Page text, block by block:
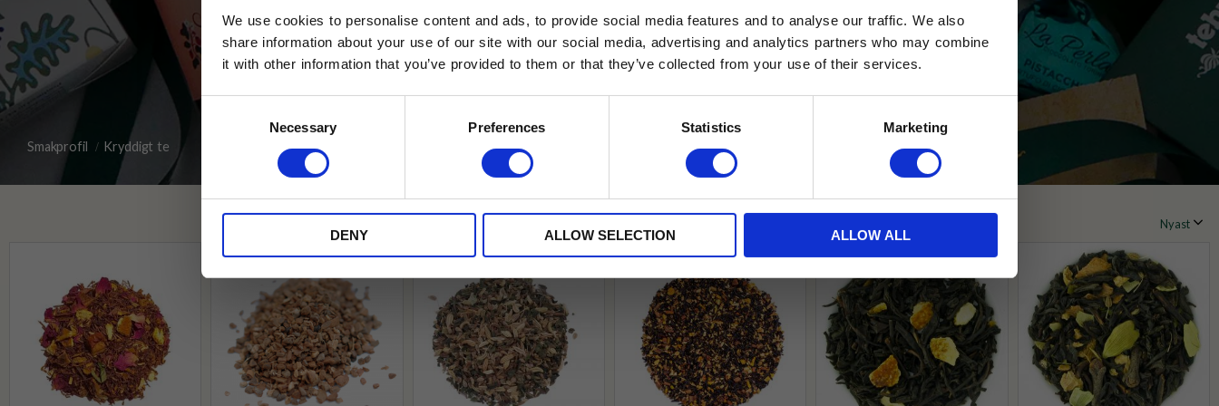
We use cookies to personalise content and ads, to provide social media features and to analyse our traffic. We also
share information about your use of our site with our social media, advertising and analytics partners who may combine
it with other information that you’ve provided to them or that they’ve collected from your use of their services.
Necessary Preferences Statistics Marketing
DENY ALLOW SELECTION ALLOW ALL
Smakprofil Kryddigt te
Jag samtycker till Tehuset Javas villkor.Läs mer
* Rabatten gäller endast online på Tehusetjava.se. Rabatten fungerar endast
på ordinarie priser och kan ej kombineras med andra erbjudanden.